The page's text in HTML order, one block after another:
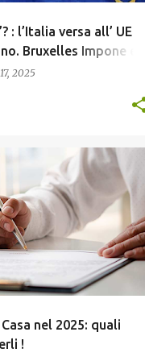
: l’Italia versa all’ UE
Bruxelles Impone e i
mentre gli italiani
2025
nel 2025: quali
!
E LAVORO ECONOMIA